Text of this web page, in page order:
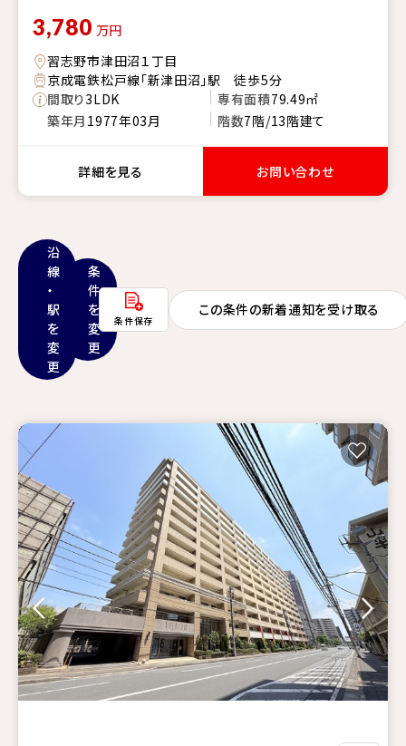
3,780 万円
習志野市津田沼１丁目
京成電鉄松戸線「新津田沼」駅 徒歩5分
間取り3LDK 専有面積79.49㎡
築年月 1977年03月 階数7階/13階建て
詳細を見る お問い合わせ
沿
線
・
駅
を
変
更
条
件
を
変
更
条件保存
この条件の新着通知を受け取る